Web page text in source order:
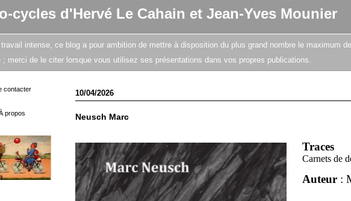
cycles d'Hervé Le Cahain et Jean-Yves Mounier
travail intense, ce blog a pour ambition de mettre à disposition du plus grand nombre le maximum
; merci de le citer lorsque vous utilisez ses présentations dans vos propres publications.
contacter
propos
10/04/2026
Neusch Marc
Traces
Carnets de
Auteur: